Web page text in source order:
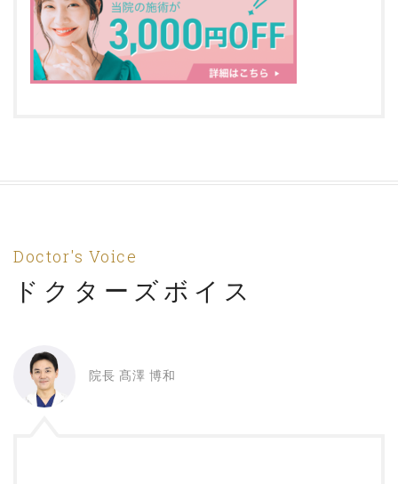
Doctor's Voice
ドクターズボイス
院長 髙澤 博和